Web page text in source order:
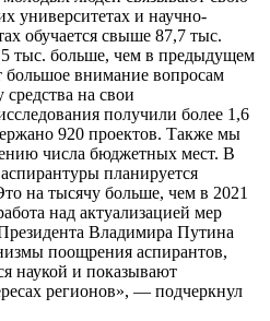
университетах и научно-
обучается свыше 87,7 тыс.
тыс. больше, чем в предыдущем
большое внимание вопросам
на свои
получили более 1,6
920 проектов. Также мы
числа бюджетных мест. В
планируется
на тысячу больше, чем в 2021
над актуализацией мер
Владимира Путина
поощрения аспирантов,
наукой и показывают
регионов», — подчеркнул